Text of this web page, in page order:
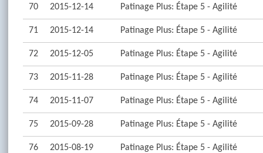
70 2015-12-14 Patinage Plus: Étape 5 - Agilité
71 2015-12-14 Patinage Plus: Étape 5 - Agilité
72 2015-12-05 Patinage Plus: Étape 5 - Agilité
73 2015-11-28 Patinage Plus: Étape 5 - Agilité
74 2015-11-07 Patinage Plus: Étape 5 - Agilité
75 2015-09-28 Patinage Plus: Étape 5 - Agilité
76 2015-08-19 Patinage Plus: Étape 5 - Agilité